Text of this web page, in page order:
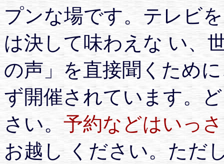
プンな場です。テレビ
は決して味わえな い、
の声」を直接聞くため
ず開催されています。
さい。予約などはいっ
お越し ください。ただ